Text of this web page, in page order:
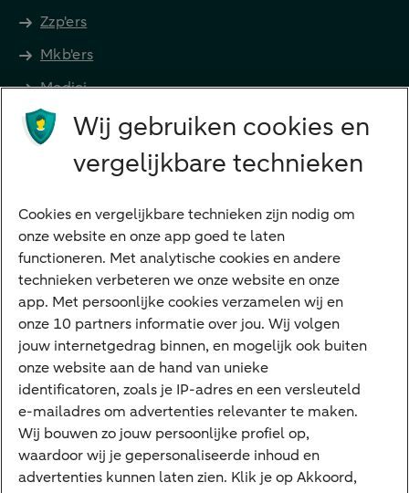
Zzp'ers
Mkb'ers
Medici
Advocaten en notarissen
Diensten
VraagHugo
Corporate Finance
Tikkie zakelijk
Cyber Veilig & Zeker
Private Banking
Interessant
Sectoren & trends
Ondernemersverhalen
Wij gebruiken cookies en
vergelijkbare technieken
Cookies en vergelijkbare technieken zijn nodig om
onze website en onze app goed te laten
functioneren. Met analytische cookies en andere
technieken verbeteren we onze website en onze
app. Met persoonlijke cookies verzamelen wij en
onze 10 partners informatie over jou. Wij volgen
jouw internetgedrag binnen, en mogelijk ook buiten
onze website aan de hand van unieke
identificatoren, zoals je IP-adres en een versleuteld
e-mailadres om advertenties relevanter te maken.
Wij bouwen zo jouw persoonlijke profiel op,
waardoor wij je gepersonaliseerde inhoud en
advertenties kunnen laten zien. Klik je op Akkoord,